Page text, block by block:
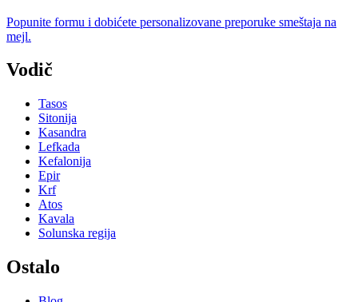
Popunite formu i dobićete personalizovane preporuke smeštaja na
mejl.
Vodič
Tasos
Sitonija
Kasandra
Lefkada
Kefalonija
Epir
Krf
Atos
Kavala
Solunska regija
Ostalo